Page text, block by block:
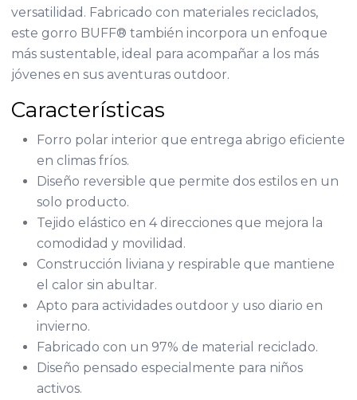
versatilidad. Fabricado con materiales reciclados,
este gorro BUFF® también incorpora un enfoque
más sustentable, ideal para acompañar a los más
jóvenes en sus aventuras outdoor.
Características
Forro polar interior que entrega abrigo eficiente
en climas fríos.
Diseño reversible que permite dos estilos en un
solo producto.
Tejido elástico en 4 direcciones que mejora la
comodidad y movilidad.
Construcción liviana y respirable que mantiene
el calor sin abultar.
Apto para actividades outdoor y uso diario en
invierno.
Fabricado con un 97% de material reciclado.
Diseño pensado especialmente para niños
activos.